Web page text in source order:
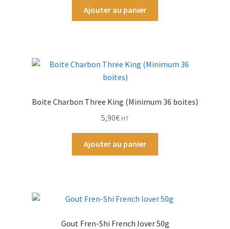
Ajouter au panier
Boite Charbon Three King (Minimum 36 boites)
5,90€ HT
Ajouter au panier
Gout Fren-Shi French lover 50g